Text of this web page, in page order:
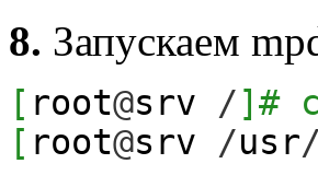
8. Запускаем
[ root@srv /] #
[ root@srv /usr/